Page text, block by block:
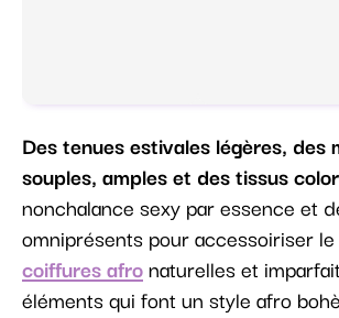
Des tenues estivales légères, des
souples, amples et des tissus
nonchalance sexy par essence et
omniprésents pour accessoiriser
coiffures afronaturelles et
éléments qui font un style afro